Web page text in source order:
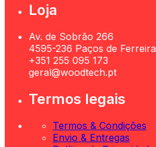
Loja
Av. de Sobrão 266
4595-236 Paços de Ferreira
+351 255 095 173
geral@woodtech.pt
Termos legais
Termos & Condições
Envio & Entregas